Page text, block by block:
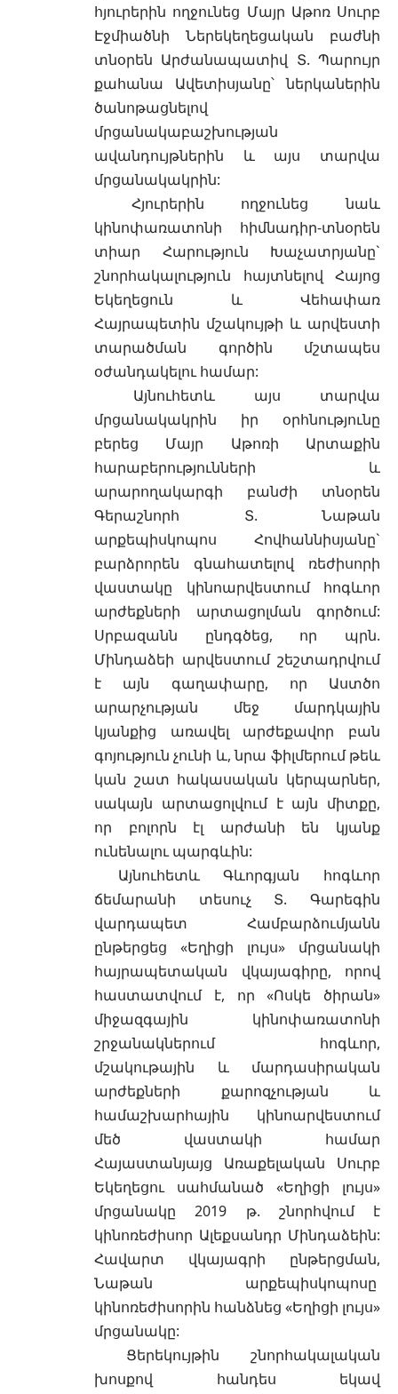
հյուրերին ողջունեց Մայր Աթոռ Սուրբ
Էջմիածնի Ներեկեղեցական բաժնի
տնօրեն Արժանապատիվ Տ. Պարույր
քահանա Ավետիսյանը՝ ներկաներին
ծանոթացնելով
մրցանակաբաշխության
ավանդույթներին և այս տարվա
մրցանակակրին:
Հյուրերին ողջունեց նաև
կինոփառատոնի հիմնադիր-տնօրեն
տիար Հարություն Խաչատրյանը`
շնորհակալություն հայտնելով Հայոց
Եկեղեցուն և Վեհափառ
Հայրապետին մշակույթի և արվեստի
տարածման գործին մշտապես
օժանդակելու համար:
Այնուհետև այս տարվա
մրցանակակրին իր օրհնությունը
բերեց Մայր Աթոռի Արտաքին
հարաբերությունների և
արարողակարգի բանժի տնօրեն
Գերաշնորհ Տ. Նաթան
արքեպիսկոպոս Հովհաննիսյանը`
բարձրորեն գնահատելով ռեժիսորի
վաստակը կինոարվեստում հոգևոր
արժեքների արտացոլման գործում:
Սրբազանն ընդգծեց, որ պրն.
Մինդաձեի արվեստում շեշտադրվում
է այն գաղափարը, որ Աստծո
արարչության մեջ մարդկային
կյանքից առավել արժեքավոր բան
գոյություն չունի և, նրա ֆիլմերում թեև
կան շատ հակասական կերպարներ,
սակայն արտացոլվում է այն միտքը,
որ բոլորն էլ արժանի են կյանք
ունենալու պարգևին:
Այնուհետև Գևորգյան հոգևոր
ճեմարանի տեսուչ Տ. Գարեգին
վարդապետ Համբարձումյանն
ընթերցեց «Եղիցի լույս» մրցանակի
հայրապետական վկայագիրը, որով
հաստատվում է, որ «Ոսկե ծիրան»
միջազգային կինոփառատոնի
շրջանակներում հոգևոր,
մշակութային և մարդասիրական
արժեքների քարոզչության և
համաշխարհային կինոարվեստում
մեծ վաստակի համար
Հայաստանյայց Առաքելական Սուրբ
Եկեղեցու սահմանած «Եղիցի լույս»
մրցանակը 2019 թ. շնորհվում է
կինոռեժիսոր Ալեքսանդր Մինդաձեին:
Հավարտ վկայագրի ընթերցման,
Նաթան արքեպիսկոպոսը
կինոռեժիսորին հանձնեց «Եղիցի լույս»
մրցանակը:
Ցերեկույթին շնորհակալական
խոսքով հանդես եկավ